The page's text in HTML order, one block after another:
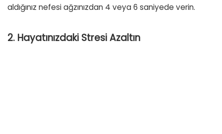
aldığınız nefesi ağzınızdan 4 veya 6 saniyede verin.
2. Hayatınızdaki Stresi Azaltın